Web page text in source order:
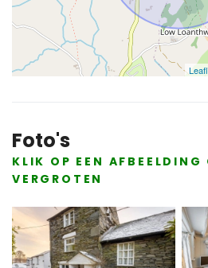
Foto's
KLIK OP EEN AFBEELDING
VERGROTEN